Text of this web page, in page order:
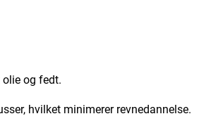
og fedt.
hvilket minimerer revnedannelse.